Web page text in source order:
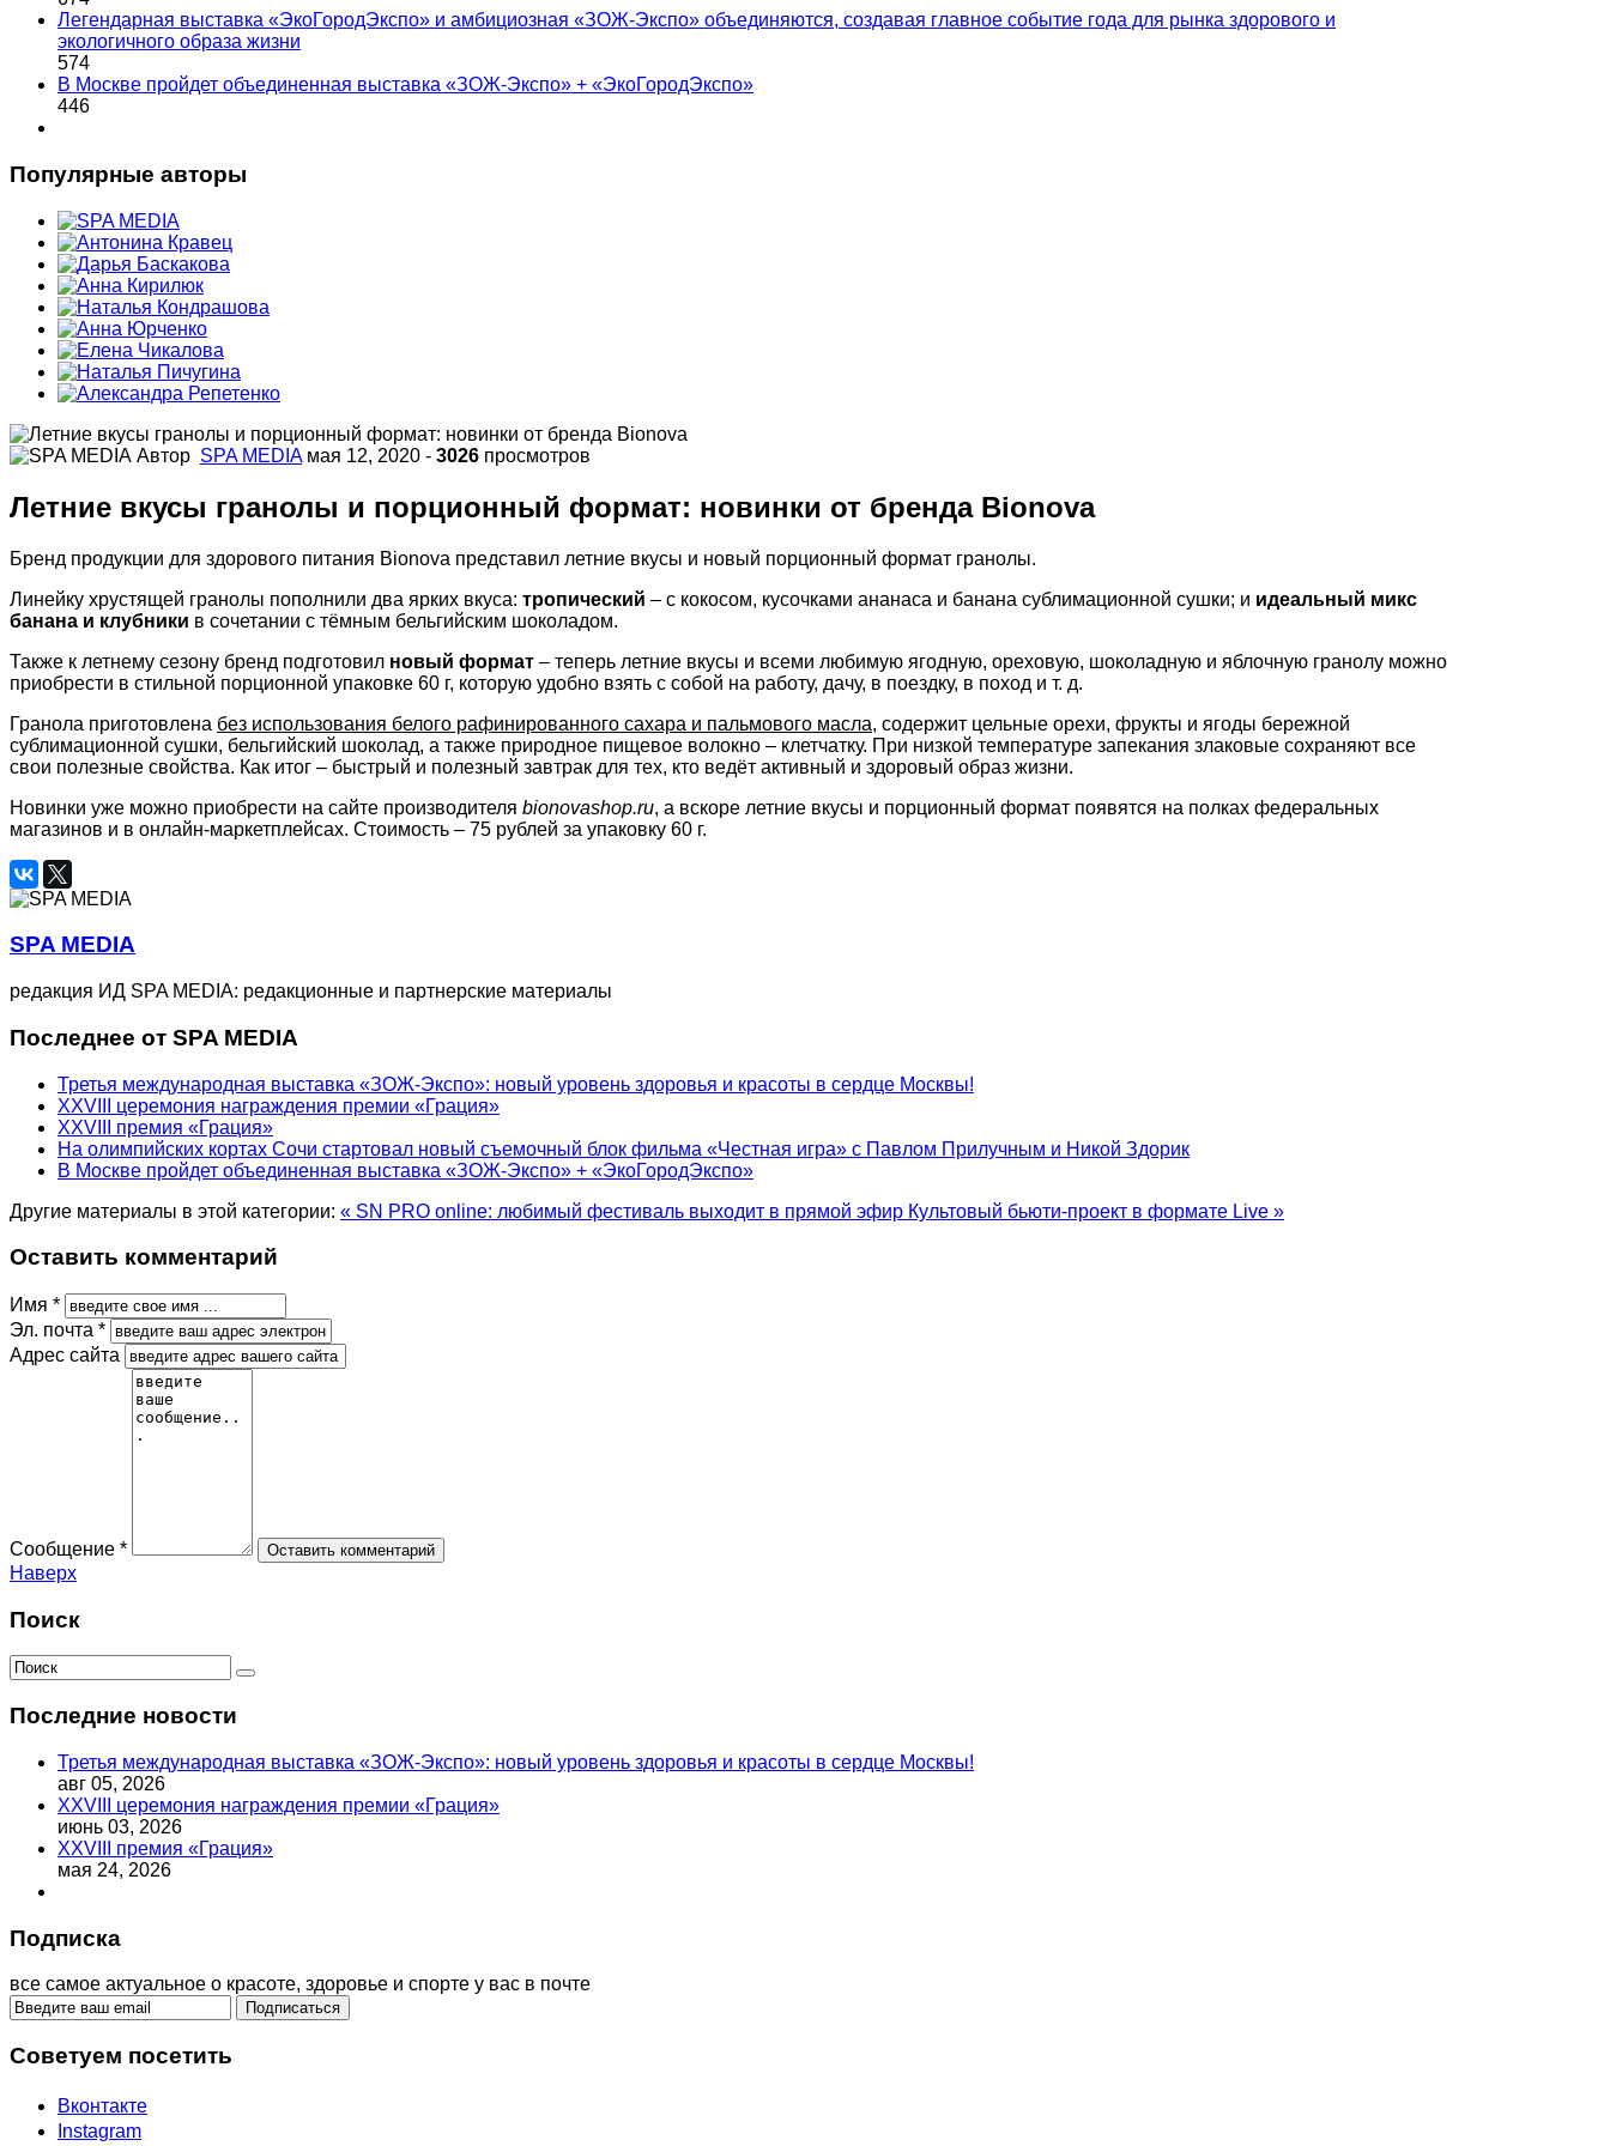
Легендарная выставка «ЭкоГородЭкспо» и амбициозная «ЗОЖ-Экспо» объединяются, создавая главное событие года для рынка здорового и
экологичного образа жизни
574
В Москве пройдет объединенная выставка «ЗОЖ-Экспо» + «ЭкоГородЭкспо»
446
Популярные авторы
Автор SPA MEDIA мая 12, 2020 - 3026 просмотров
Летние вкусы гранолы и порционный формат: новинки от бренда Bionova
Бренд продукции для здорового питания Bionova представил летние вкусы и новый порционный формат гранолы.
Линейку хрустящей гранолы пополнили два ярких вкуса: тропический – с кокосом, кусочками ананаса и банана сублимационной сушки; и идеальный микс
банана и клубники в сочетании с тёмным бельгийским шоколадом.
Также к летнему сезону бренд подготовил новый формат – теперь летние вкусы и всеми любимую ягодную, ореховую, шоколадную и яблочную гранолу можно
приобрести в стильной порционной упаковке 60 г, которую удобно взять с собой на работу, дачу, в поездку, в поход и т. д.
Гранола приготовлена без использования белого рафинированного сахара и пальмового масла, содержит цельные орехи, фрукты и ягоды бережной
сублимационной сушки, бельгийский шоколад, а также природное пищевое волокно – клетчатку. При низкой температуре запекания злаковые сохраняют все
свои полезные свойства. Как итог – быстрый и полезный завтрак для тех, кто ведёт активный и здоровый образ жизни.
Новинки уже можно приобрести на сайте производителя bionovashop.ru, а вскоре летние вкусы и порционный формат появятся на полках федеральных
магазинов и в онлайн-маркетплейсах. Стоимость – 75 рублей за упаковку 60 г.
SPA MEDIA
редакция ИД SPA MEDIA: редакционные и партнерские материалы
Последнее от SPA MEDIA
Третья международная выставка «ЗОЖ-Экспо»: новый уровень здоровья и красоты в сердце Москвы!
XXVIII церемония награждения премии «Грация»
XXVIII премия «Грация»
На олимпийских кортах Сочи стартовал новый съемочный блок фильма «Честная игра» с Павлом Прилучным и Никой Здорик
В Москве пройдет объединенная выставка «ЗОЖ-Экспо» + «ЭкоГородЭкспо»
Другие материалы в этой категории: « SN PRO online: любимый фестиваль выходит в прямой эфир Культовый бьюти-проект в формате Live »
Оставить комментарий
Имя *
Эл. почта *
Адрес сайта
Сообщение *
Наверх
Поиск
Последние новости
Третья международная выставка «ЗОЖ-Экспо»: новый уровень здоровья и красоты в сердце Москвы!
авг 05, 2026
XXVIII церемония награждения премии «Грация»
июнь 03, 2026
XXVIII премия «Грация»
мая 24, 2026
Подписка
все самое актуальное о красоте, здоровье и спорте у вас в почте
Советуем посетить
Вконтакте
Instagram